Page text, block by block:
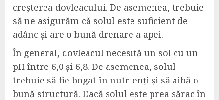
creșterea dovleacului. De asemenea, trebuie
să ne asigurăm că solul este suficient de
adânc și are o bună drenare a apei.
În general, dovleacul necesită un sol cu un
pH între 6,0 și 6,8. De asemenea, solul
trebuie să fie bogat în nutrienți și să aibă o
bună structură. Dacă solul este prea sărac în